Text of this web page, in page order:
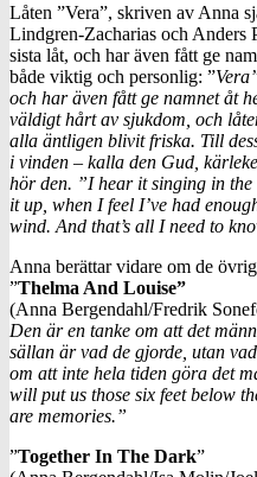
Låten ”Vera”, skriven av Anna
Lindgren-Zacharias och Anders
sista låt, och har även fått ge
både viktig och personlig: ”
och har även fått ge namnet åt
väldigt hårt av sjukdom, och
alla äntligen blivit friska. Till
i vinden – kalla den Gud,
hör den. ”I hear it singing in
it up, when I feel I’ve had
wind. And that’s all I need to
Anna berättar vidare om de
”Thelma And Louise”
(Anna Bergendahl/Fredrik
Den är en tanke om att det
sällan är vad de gjorde, utan
om att inte hela tiden göra det
will put us those six feet below
are memories.”
”Together In The Dark”